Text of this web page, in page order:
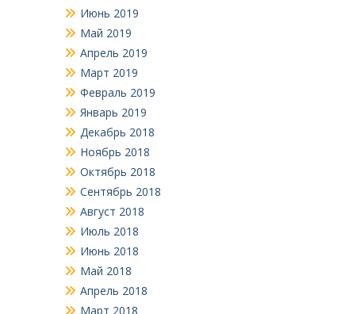
Июнь 2019
Май 2019
Апрель 2019
Март 2019
Февраль 2019
Январь 2019
Декабрь 2018
Ноябрь 2018
Октябрь 2018
Сентябрь 2018
Август 2018
Июль 2018
Июнь 2018
Май 2018
Апрель 2018
Март 2018